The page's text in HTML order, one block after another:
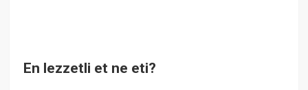
En lezzetli et ne eti?